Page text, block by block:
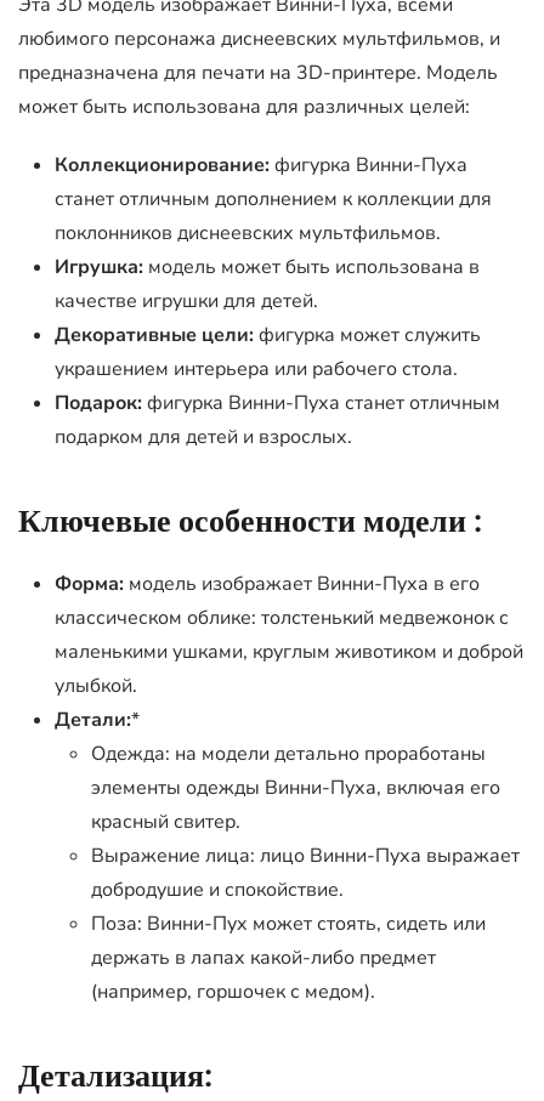
любимого персонажа диснеевских мультфильмов, и
предназначена для печати на 3D-принтере. Модель
может быть использована для различных целей:
Коллекционирование:фигурка Винни-Пуха
станет отличным дополнением к коллекции для
поклонников диснеевских мультфильмов.
Игрушка: модель может быть использована в
качестве игрушки для детей.
Декоративные цели:фигурка может служить
украшением интерьера или рабочего стола.
Подарок:фигурка Винни-Пуха станет отличным
подарком для детей и взрослых.
Ключевые особенности модели :
Форма: модель изображает Винни-Пуха в его
классическом облике: толстенький медвежонок с
маленькими ушками, круглым животиком и доброй
улыбкой.
Детали:*
Одежда: на модели детально проработаны
элементы одежды Винни-Пуха, включая его
красный свитер.
Выражение лица: лицо Винни-Пуха выражает
добродушие и спокойствие.
Поза: Винни-Пух может стоять, сидеть или
держать в лапах какой-либо предмет
(например, горшочек с медом).
Детализация: